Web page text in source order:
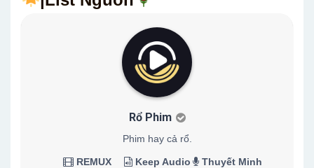
Rổ Phim
Phim hay cả rổ.
REMUX Keep Audio Thuyết Minh